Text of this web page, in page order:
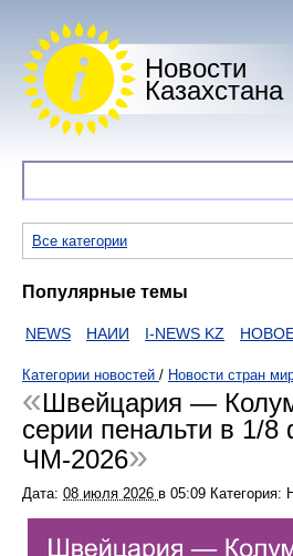
Новости
Казахстана
Все категории
Популярные темы
NEWS НАИИ I-NEWS KZ НОВОЕ
Категории новостей / Новости стран
Швейцария —
серии пенальти в 1/
ЧМ-2026
Дата: 08 июля 2026 в 05:09 Категория: